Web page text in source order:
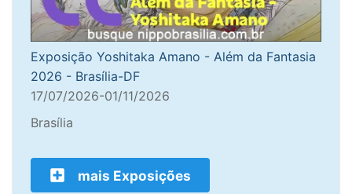
Exposição Yoshitaka Amano - Além da Fantasia
2026 - Brasília-DF
17/07/2026-01/11/2026
Brasília
mais Exposições